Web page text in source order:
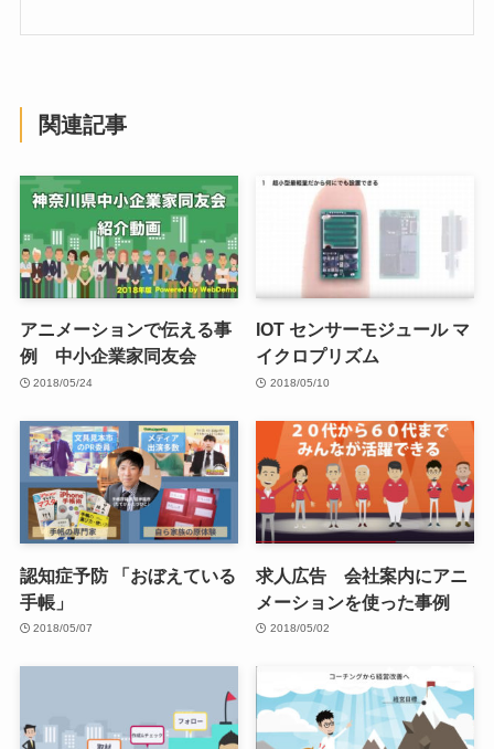
関連記事
アニメーションで伝える事
例 中小企業家同友会
2018/05/24
IOT センサーモジュール マ
イクロプリズム
2018/05/10
認知症予防 「おぼえている
手帳」
2018/05/07
求人広告 会社案内にアニ
メーションを使った事例
2018/05/02